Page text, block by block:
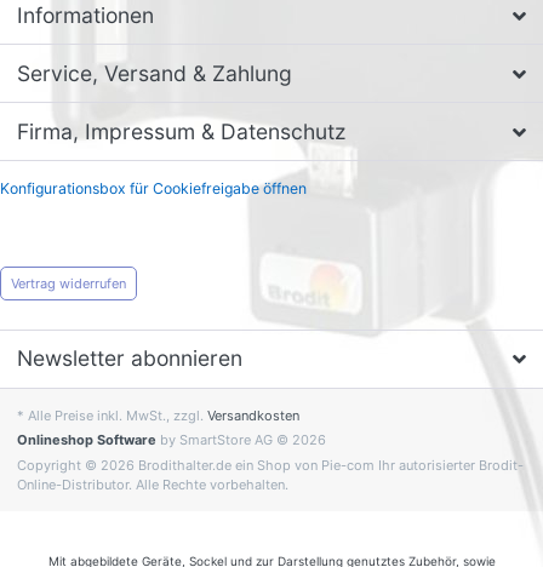
Informationen
Service, Versand & Zahlung
Firma, Impressum & Datenschutz
Konfigurationsbox für Cookiefreigabe öffnen
Vertrag widerrufen
Newsletter abonnieren
* Alle Preise inkl. MwSt., zzgl. Versandkosten
Onlineshop Software by SmartStore AG © 2026
Copyright © 2026 Brodithalter.de ein Shop von Pie-com Ihr autorisierter Brodit-
Online-Distributor. Alle Rechte vorbehalten.
Mit abgebildete Geräte, Sockel und zur Darstellung genutztes Zubehör, sowie